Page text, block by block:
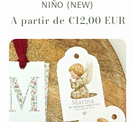
NIÑO (NEW)
Precio
A partir de €12,00 EUR